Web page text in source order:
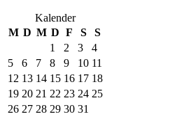
Kalender
M D M D F S
S
1
2 3
4
5
6 7 8 9 10 11
12 13 14 15 16 17 18
19 20 21 22 23 24 25
26 27 28 29 30 31